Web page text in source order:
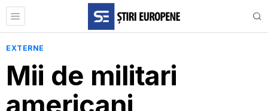
EXTERNE
Mii de militari